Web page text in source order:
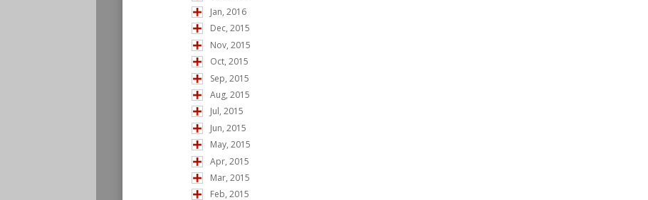
Jan, 2016
Dec, 2015
Nov, 2015
Oct, 2015
Sep, 2015
Aug, 2015
Jul, 2015
Jun, 2015
May, 2015
Apr, 2015
Mar, 2015
Feb, 2015